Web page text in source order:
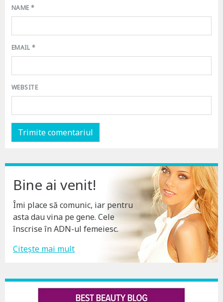
NAME*
EMAIL*
WEBSITE
Bine ai venit!
Îmi place să comunic, iar pentru
asta dau vina pe gene. Cele
înscrise în ADN-ul femeiesc.
Citește mai mult